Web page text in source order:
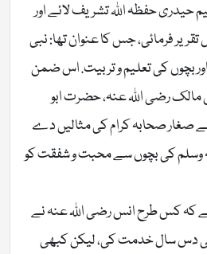
حیدری حفظہ اللہ تشریف لائے اور
فرمائی، جس کا عنوان تھا: نبی
بچوں کی تعلیم و تربیت. اس ضمن
رضی اللہ عنہ، حضرت ابو
صغار صحابہ کرام کی مثالیں دے
وسلم کی بچوں سے محبت و شفقت کو
کہ کس طرح انس رضی اللہ عنہ نے
دس سال خدمت کی، لیکن کبھی